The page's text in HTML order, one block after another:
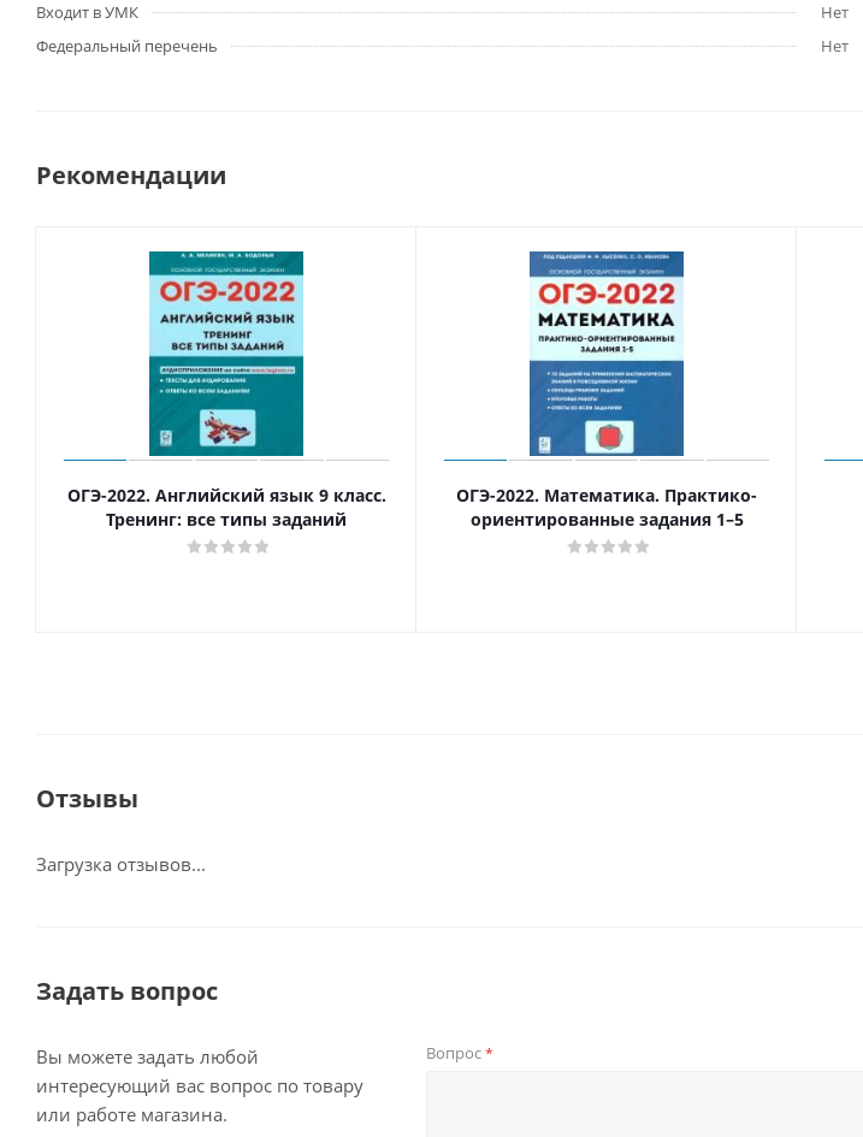
Входит в УМК
Нет
Федеральный перечень
Нет
Рекомендации
ОГЭ-2022. Английский язык 9 класс.
Тренинг: все типы заданий
ОГЭ-2022. Математика. Практико-
ориентированные задания 1–5
Отзывы
Загрузка отзывов...
Задать вопрос
Вы можете задать любой
интересующий вас вопрос по товару
или работе магазина.
Вопрос*